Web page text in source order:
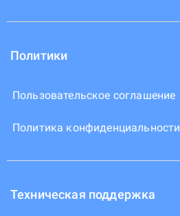
Политики
Пользовательское соглашение
Политика конфиденциальности
Техническая поддержка